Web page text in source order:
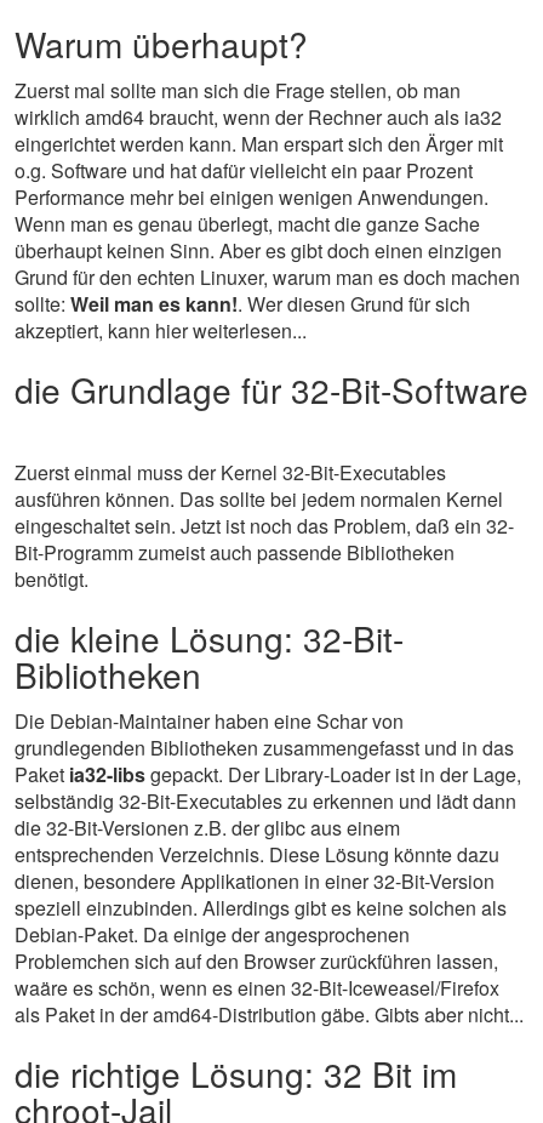
Warum überhaupt?
Zuerst mal sollte man sich die Frage stellen, ob man
wirklich amd64 braucht, wenn der Rechner auch als ia32
eingerichtet werden kann. Man erspart sich den Ärger mit
o.g. Software und hat dafür vielleicht ein paar Prozent
Performance mehr bei einigen wenigen Anwendungen.
Wenn man es genau überlegt, macht die ganze Sache
überhaupt keinen Sinn. Aber es gibt doch einen einzigen
Grund für den echten Linuxer, warum man es doch machen
sollte: Weil man es kann!. Wer diesen Grund für sich
akzeptiert, kann hier weiterlesen...
die Grundlage für 32-Bit-Software
Zuerst einmal muss der Kernel 32-Bit-Executables
ausführen können. Das sollte bei jedem normalen Kernel
eingeschaltet sein. Jetzt ist noch das Problem, daß ein 32-
Bit-Programm zumeist auch passende Bibliotheken
benötigt.
die kleine Lösung: 32-Bit-
Bibliotheken
Die Debian-Maintainer haben eine Schar von
grundlegenden Bibliotheken zusammengefasst und in das
Paket ia32-libsgepackt. Der Library-Loader ist in der Lage,
selbständig 32-Bit-Executables zu erkennen und lädt dann
die 32-Bit-Versionen z.B. der glibc aus einem
entsprechenden Verzeichnis. Diese Lösung könnte dazu
dienen, besondere Applikationen in einer 32-Bit-Version
speziell einzubinden. Allerdings gibt es keine solchen als
Debian-Paket. Da einige der angesprochenen
Problemchen sich auf den Browser zurückführen lassen,
waäre es schön, wenn es einen 32-Bit-Iceweasel/Firefox
als Paket in der amd64-Distribution gäbe. Gibts aber nicht...
die richtige Lösung: 32 Bit im
chroot-Jail